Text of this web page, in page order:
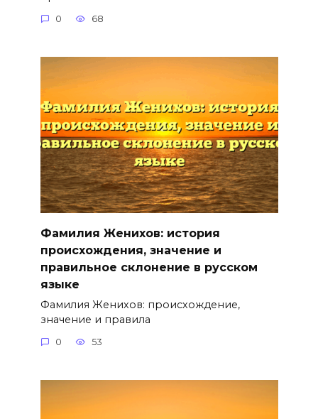
0 68
Фамилия Женихов: история
происхождения, значение и
правильное склонение в русском
языке
Фамилия Женихов: происхождение,
значение и правила
0 53